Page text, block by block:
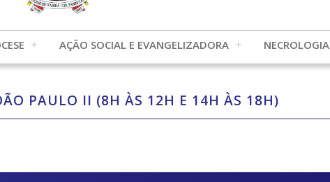
AÇÃO SOCIAL E EVANGELIZADORA NECROLOGIA
PAULO II (8H ÀS 12H E 14H ÀS 18H)